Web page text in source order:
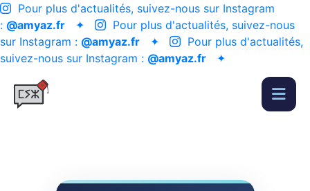
Pour plus d'actualités, suivez-nous sur Instagram
: @amyaz.fr ✦
Pour plus d'actualités, suivez-nous
sur Instagram : @amyaz.fr ✦
Pour plus d'actualités,
suivez-nous sur Instagram : @amyaz.fr ✦